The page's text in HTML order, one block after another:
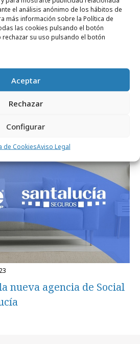
el análisis anónimo de los hábitos de
más información sobre la Política de
las cookies pulsando el botón
su uso pulsando el botón
Aceptar
Rechazar
Configurar
de CookiesAviso Legal
a trabajar a Pocholo en su
nueva agencia de Social